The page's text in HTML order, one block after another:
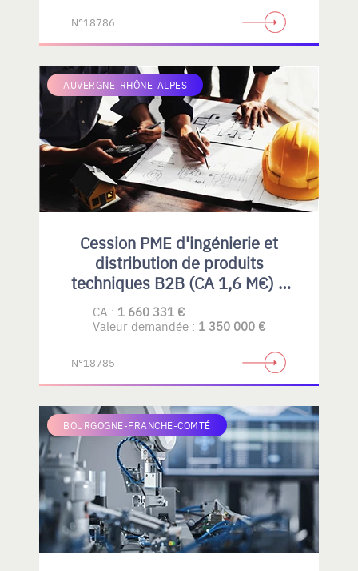
N°18786
AUVERGNE-RHÔNE-ALPES
Cession PME d'ingénierie et
distribution de produits
techniques B2B (CA 1,6 M€) –
Rhône-Alpes
CA : 1 660 331 €
Valeur demandée : 1 350 000 €
N°18785
BOURGOGNE-FRANCHE-COMTÉ